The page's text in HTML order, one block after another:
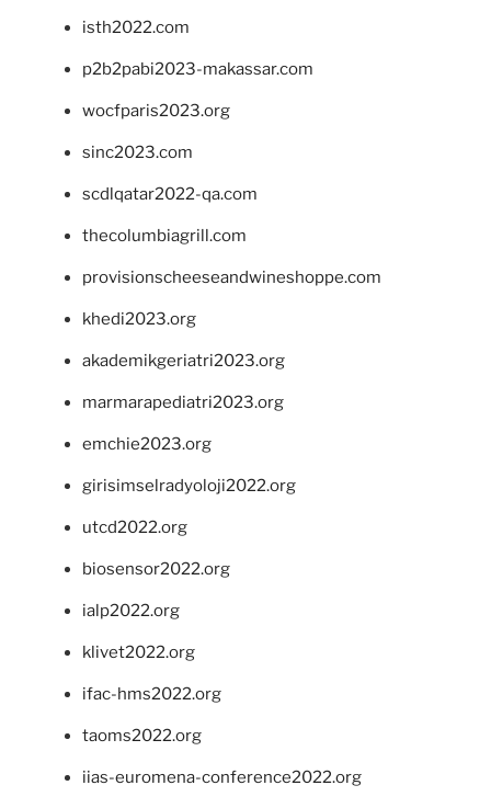
isth2022.com
p2b2pabi2023-makassar.com
wocfparis2023.org
sinc2023.com
scdlqatar2022-qa.com
thecolumbiagrill.com
provisionscheeseandwineshoppe.com
khedi2023.org
akademikgeriatri2023.org
marmarapediatri2023.org
emchie2023.org
girisimselradyoloji2022.org
utcd2022.org
biosensor2022.org
ialp2022.org
klivet2022.org
ifac-hms2022.org
taoms2022.org
iias-euromena-conference2022.org